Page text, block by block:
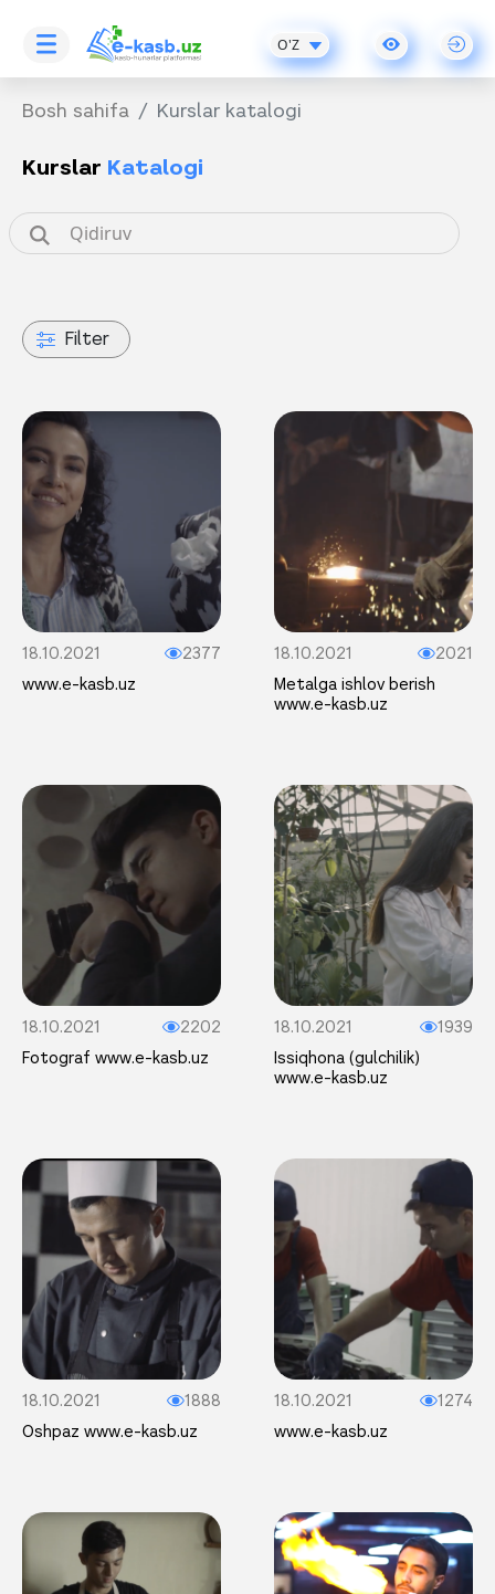
O'Z
Bosh sahifa Kurslar katalogi
Kurslar Katalogi
Filter
18.10.2021
2377
www.e-kasb.uz
18.10.2021
2021
Metalga ishlov berish
www.e-kasb.uz
18.10.2021
2202
Fotograf www.e-kasb.uz
18.10.2021
1939
Issiqhona (gulchilik)
www.e-kasb.uz
18.10.2021
1888
Oshpaz www.e-kasb.uz
18.10.2021
1274
www.e-kasb.uz